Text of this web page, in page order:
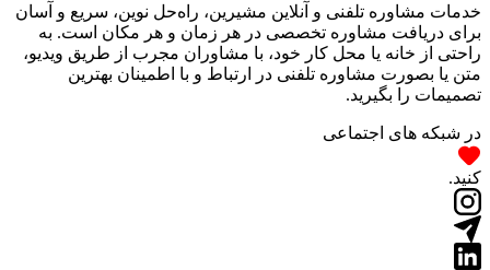
خدمات مشاوره تلفنی و آنلاین مشیرین، راه‌‌حل نوین، سریع و آسان
برای دریافت مشاوره تخصصی در هر زمان و هر مکان است. به
راحتی از خانه یا محل کار خود، با مشاوران مجرب از طریق ویدیو،
متن یا بصورت مشاوره تلفنی در ارتباط و با اطمینان بهترین
تصمیمات را بگیرید.
در شبکه های اجتماعی
کنید.